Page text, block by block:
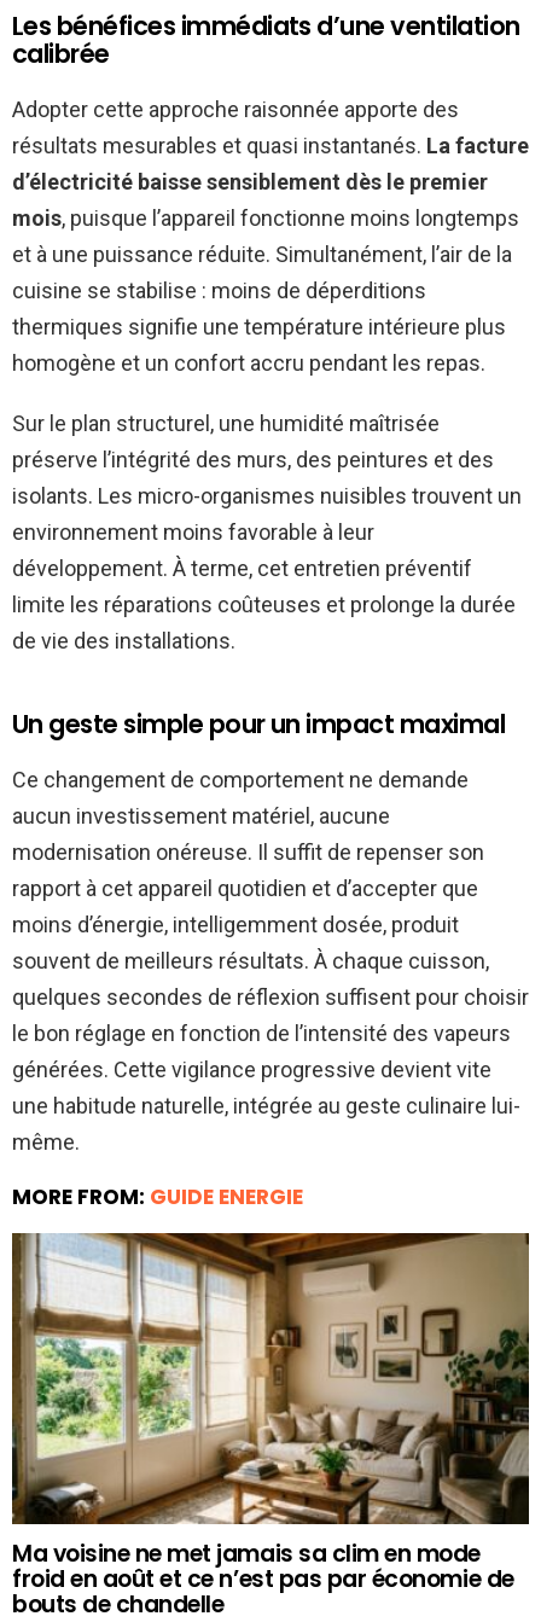
Les bénéfices immédiats d’une ventilation
calibrée
Adopter cette approche raisonnée apporte des
résultats mesurables et quasi instantanés. La facture
d’électricité baisse sensiblement dès le premier
mois, puisque l’appareil fonctionne moins longtemps
et à une puissance réduite. Simultanément, l’air de la
cuisine se stabilise : moins de déperditions
thermiques signifie une température intérieure plus
homogène et un confort accru pendant les repas.
Sur le plan structurel, une humidité maîtrisée
préserve l’intégrité des murs, des peintures et des
isolants. Les micro-organismes nuisibles trouvent un
environnement moins favorable à leur
développement. À terme, cet entretien préventif
limite les réparations coûteuses et prolonge la durée
de vie des installations.
Un geste simple pour un impact maximal
Ce changement de comportement ne demande
aucun investissement matériel, aucune
modernisation onéreuse. Il suffit de repenser son
rapport à cet appareil quotidien et d’accepter que
moins d’énergie, intelligemment dosée, produit
souvent de meilleurs résultats. À chaque cuisson,
quelques secondes de réflexion suffisent pour choisir
le bon réglage en fonction de l’intensité des vapeurs
générées. Cette vigilance progressive devient vite
une habitude naturelle, intégrée au geste culinaire lui-
même.
MORE FROM: GUIDE ENERGIE
Ma voisine ne met jamais sa clim en mode
froid en août et ce n’est pas par économie de
bouts de chandelle